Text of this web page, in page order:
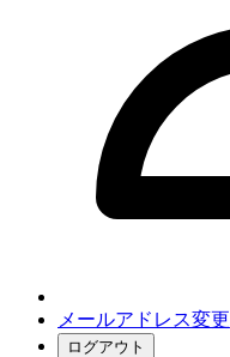
メールアドレス変更
ログアウト